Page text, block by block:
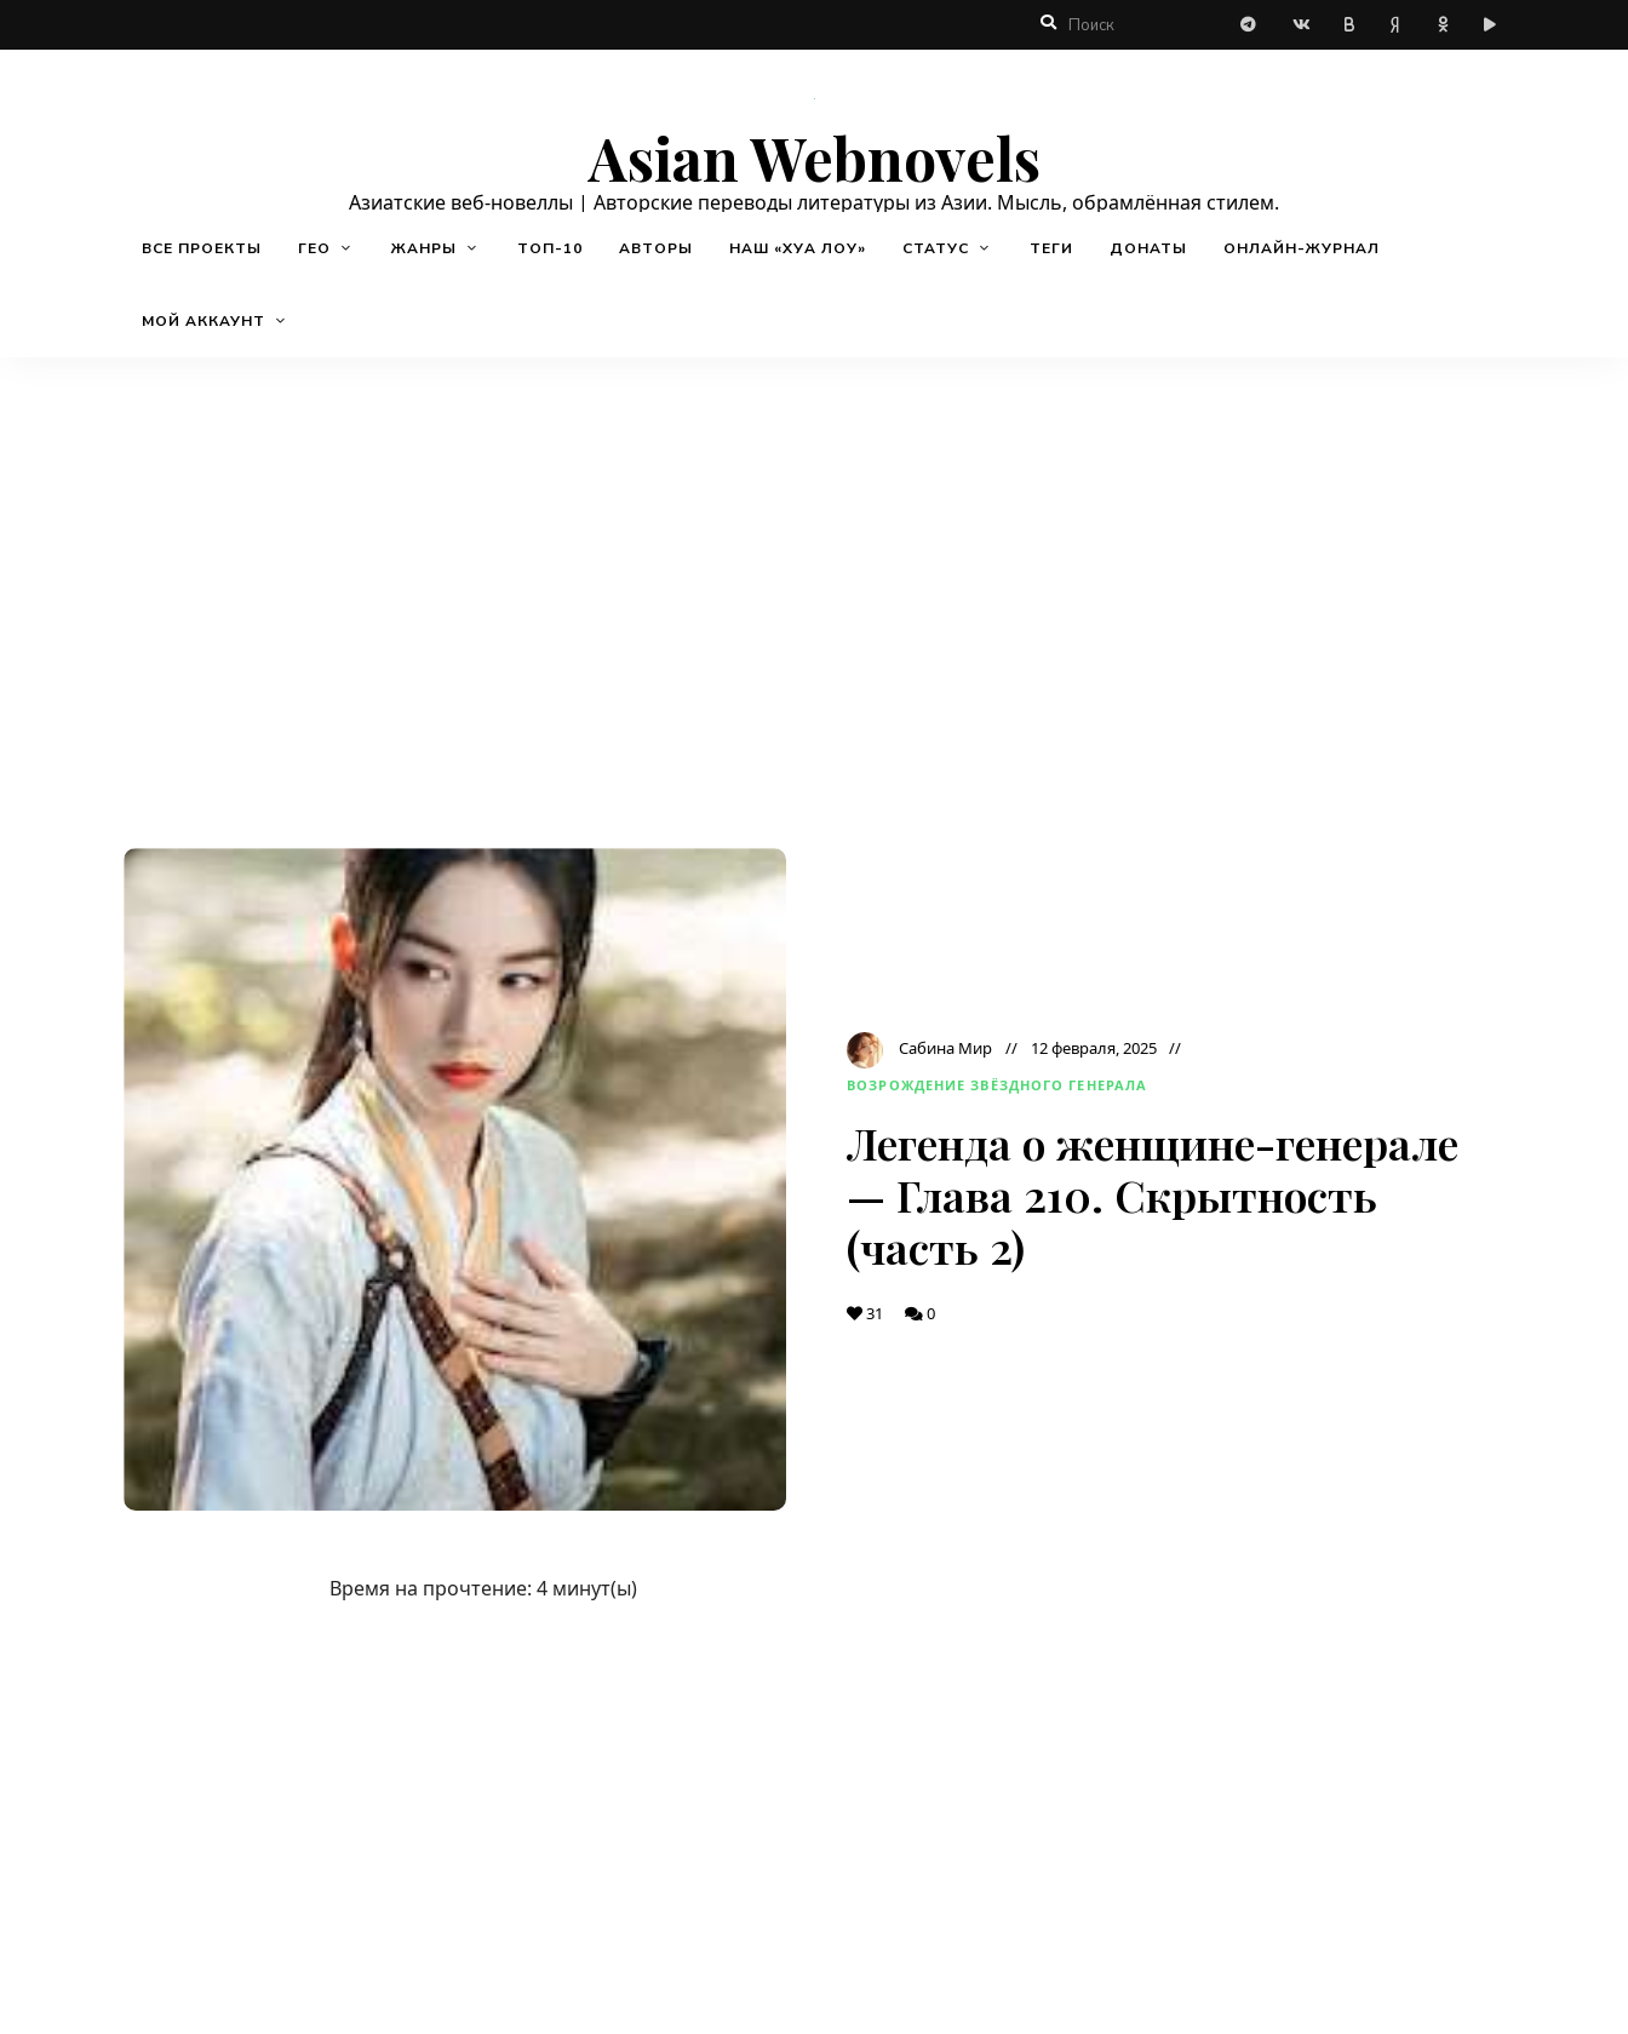
Asian Webnovels
Азиатские веб-новеллы | Авторские переводы литературы из Азии. Мысль, обрамлённая стилем.
ВСЕ ПРОЕКТЫ ГЕО ЖАНРЫ ТОП-10 АВТОРЫ НАШ «ХУА ЛОУ» СТАТУС ТЕГИ ДОНАТЫ ОНЛАЙН-ЖУРНАЛ
МОЙ АККАУНТ
Сабина Мир 12 февраля, 2025
ВОЗРОЖДЕНИЕ ЗВЁЗДНОГО ГЕНЕРАЛА
Легенда о женщине-генерале
— Глава 210. Скрытность
(часть 2)
31 0
Время на прочтение: 4 минут(ы)